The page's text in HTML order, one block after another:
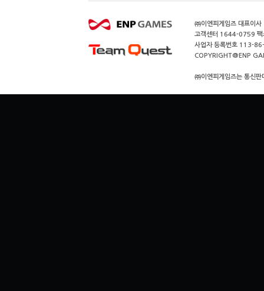
㈜이엔피게임즈 대표이
고객센터 1644-0759
사업자 등록번호 113-
COPYRIGHT@ENP
㈜이엔피게임즈는 통신판